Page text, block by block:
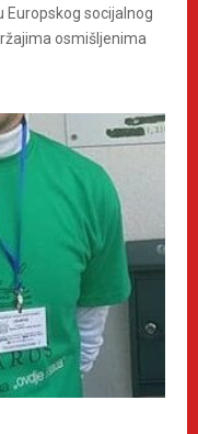
Europskog socijalnog
osmišljenima